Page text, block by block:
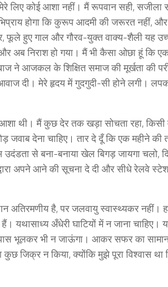
लिए कोई आशा नहीं। मैं रूपवान सही, सजीला
होगा कि कुरूप आदमी की जरूरत नहीं,
फूले हुए गाल और गौरव-युक्त वाक्य-शैली यह
अब निराश हो गया। मैं भी कैसा ओछा हूं कि
ने आजकल के शिक्षित समाज की मूर्खता की
दी। मेरे हृदय में गुदगुदी-सी होने लगी।
थी। मैं कुछ देर तक खड़ा सोचता रहा, किसी
जवाब देना चाहिए। तार दे दूँ कि एक महीने
उदंडता से बना-बनाया खेल बिगड़ जायगा चलो,
अपने आने की सूचना दे दी और सीधे रेलवे
अतिरमणीय है, पर जलवायु स्वास्थ्यकर नहीं।
यथासाध्य अँधेरी घाटियों में न जाना चाहिए।
भूलकर भी न जाऊंगा। आकर सफर का
जिक्र न किया, क्योंकि मुझे पूरा विश्वास था